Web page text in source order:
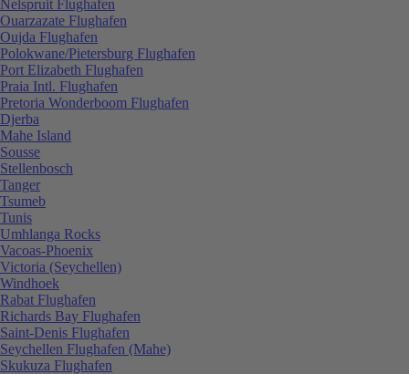
Nelspruit Flughafen
Ouarzazate Flughafen
Oujda Flughafen
Polokwane/Pietersburg Flughafen
Port Elizabeth Flughafen
Praia Intl. Flughafen
Pretoria Wonderboom Flughafen
Djerba
Mahe Island
Sousse
Stellenbosch
Tanger
Tsumeb
Tunis
Umhlanga Rocks
Vacoas-Phoenix
Victoria (Seychellen)
Windhoek
Rabat Flughafen
Richards Bay Flughafen
Saint-Denis Flughafen
Seychellen Flughafen (Mahe)
Skukuza Flughafen